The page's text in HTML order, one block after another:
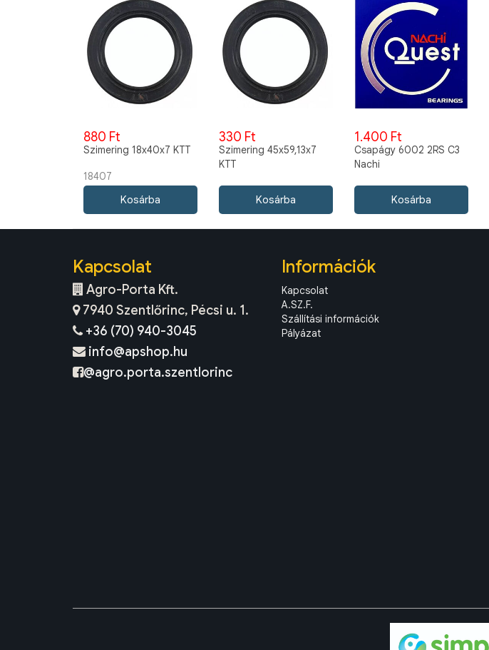
880 Ft
Szimering 18x40x7 KTT
18407
330 Ft
Szimering 45x59,13x7
KTT
1.400 Ft
Csapágy 6002 2RS C3
Nachi
Kapcsolat
Agro-Porta Kft.
7940 Szentlőrinc, Pécsi u. 1.
+36 (70) 940-3045
info@apshop.hu
@agro.porta.szentlorinc
Információk
Kapcsolat
A.SZ.F.
Szállítási információk
Pályázat